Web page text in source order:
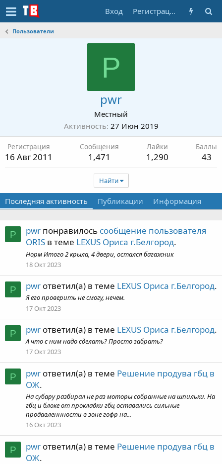
Вход Регистрация
Пользователи
P
pwr
Местный
Активность 27 Июн 2019
Регистрация
16 Авг 2011
Сообщения
1,471
Лайки
1,290
Баллы
43
Найти
Последняя активность Публикации Информация
P pwr понравилось сообщение пользователя
ORIS в теме LEXUS Ориса г.Белгород.
Норм Итого 2 крыла, 4 двери, остался багажник
18 Окт 2023
P pwr ответил(а) в теме LEXUS Ориса г.Белгород.
Я его проверить не смогу, нечем.
17 Окт 2023
P pwr ответил(а) в теме LEXUS Ориса г.Белгород.
А что с ним надо сделать? Просто забрать?
17 Окт 2023
P pwr ответил(а) в теме Решение продува гбц в
ОЖ.
На субару разбирал не раз моторы собранные на шпильки. На
гбц и блоке от прокладки гбц оставались сильные
продавленнности в зоне гофр на...
16 Окт 2023
P pwr ответил(а) в теме Решение продува гбц в
ОЖ.